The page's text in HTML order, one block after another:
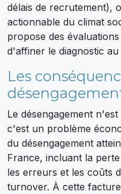
délais de recrutement),
actionnable du climat
propose des
d'affiner le diagnostic
Les
Le désengagement
c'est un problème
du désengagement
France, incluant la
les erreurs et les coûts
turnover. À cette